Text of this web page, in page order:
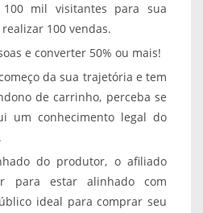
mil visitantes para sua
100 vendas.
e converter 50% ou mais!
da sua trajetória e tem
de carrinho, perceba se
um conhecimento legal do
do produtor, o afiliado
para estar alinhado com
ideal para comprar seu